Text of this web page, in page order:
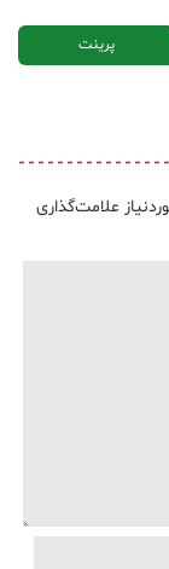
پرینت
علامت‌گذاری